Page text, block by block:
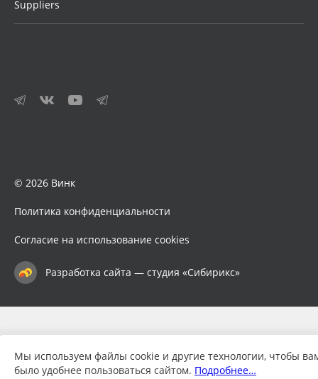
Suppliers
© 2026 Винк
Политика конфиденциальности
Согласие на использование cookies
Разработка сайта — студия «Сибирикс»
Мы используем файлы cookie и другие технологии, чтобы
было удобнее пользоваться сайтом. Подробнее…